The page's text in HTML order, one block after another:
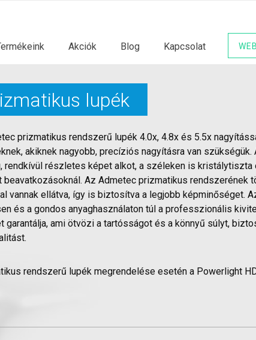
Akciók Blog Kapcsolat
lupék
prizmatikus rendszerű lupék 4.0x, 4.8x és 5.5x
akiknek nagyobb, precíziós nagyításra van
rendkívül részletes képet alkot, a széleken is
beavatkozásoknál. Az Admetec prizmatikus rendszerének
vannak ellátva, így is biztosítva a legjobb képminőséget.
és a gondos anyaghasználaton túl a professzionális
garantálja, ami ötvözi a tartósságot és a könnyű súlyt,
rendszerű lupék megrendelése esetén a Powerlight